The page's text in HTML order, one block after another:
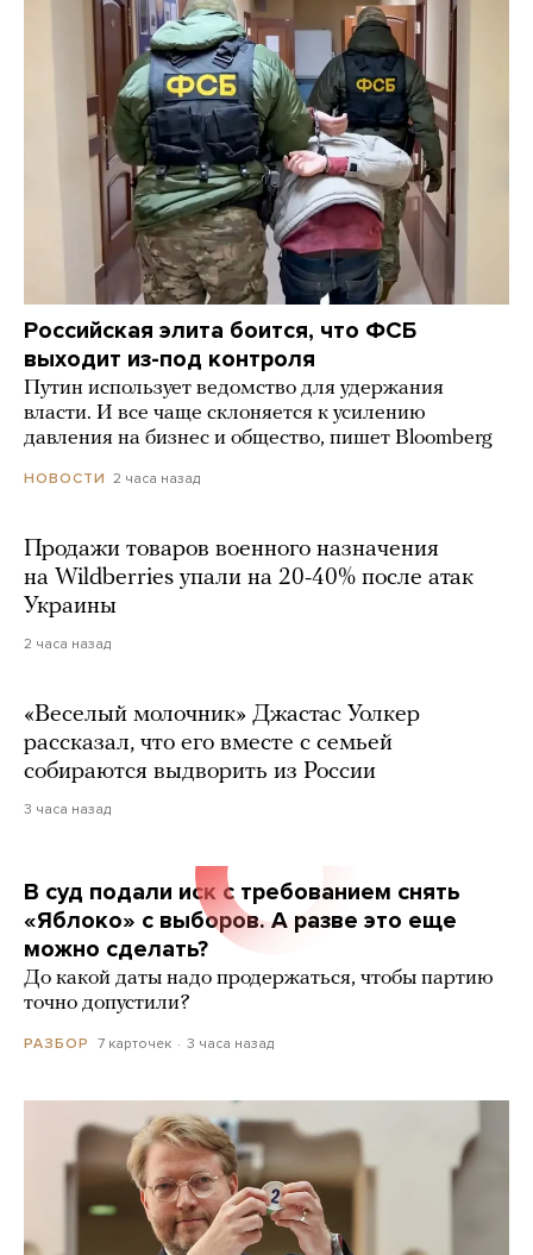
Российская элита боится, что ФСБ
выходит из-под контроля
Путин использует ведомство для удержания
власти. И все чаще склоняется к усилению
давления на бизнес и общество, пишет Bloomberg
НОВОСТИ 2 часа назад
Продажи товаров военного назначения
на Wildberries упали на 20-40% после атак
Украины
2 часа назад
«Веселый молочник» Джастас Уолкер
рассказал, что его вместе с семьей
собираются выдворить из России
3 часа назад
В суд подали иск с требованием снять
«Яблоко» с выборов. А разве это еще
можно сделать?
До какой даты надо продержаться, чтобы партию
точно допустили?
РАЗБОР 7 карточек 3 часа назад